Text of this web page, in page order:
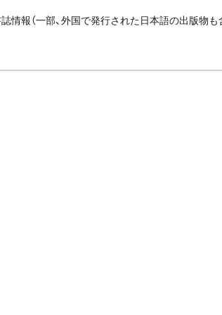
報（一部、外国で発行された日本語の出版物も